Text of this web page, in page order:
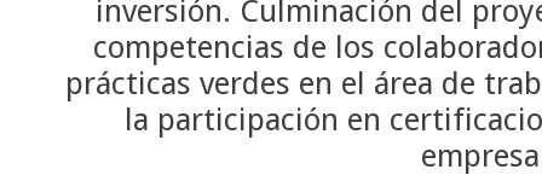
inversión. Culminación del
competencias de los
prácticas verdes en el área de
la participación en